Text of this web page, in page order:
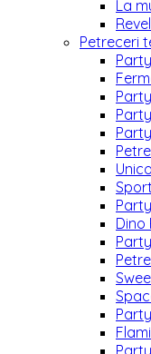
La
Petreceri
Dino